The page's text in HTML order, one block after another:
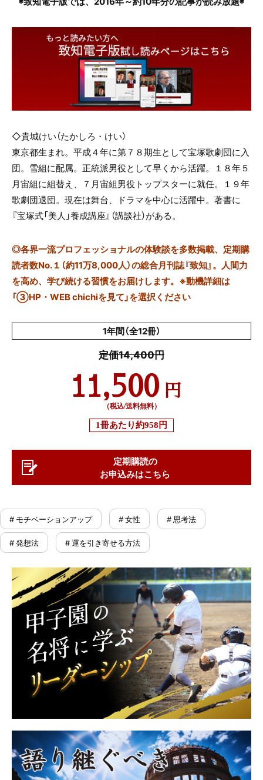
◇貴城けい（たかしろ・けい）
東京都生まれ。平成４年に第７８期生として宝塚歌劇団に入
団。雪組に配属。正統派男役として早くから活躍。１８年５
月宙組に組替え、７月宙組男役トップスターに就任。１９年
歌劇団退団。現在は舞台、ドラマを中心に活躍中。著書に
『宝塚式「美人」養成講座』（講談社）がある。
◎各界一流プロフェッショナルの体験談を多数掲載、定期購
読者数No.１（約11万8,000人）の総合月刊誌『致知』。人間力
を高め、学び続ける習慣をお届けします。※動機詳細は
「③HP・WEB chichiを見て」を選択ください
1年間（全12冊）
定価14,400円
11,500 円
（税込/送料無料）
1冊あたり約958円
定期購読の
お申込みはこちら
# モチベーションアップ # 女性 # 思考法
# 発想法 # 運を引き寄せる方法